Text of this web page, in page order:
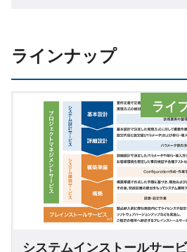
ラインナップ
ライ
システムインストールサー